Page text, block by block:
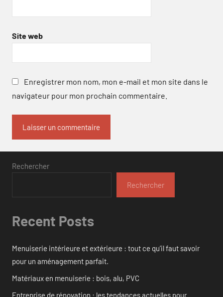
Site web
Enregistrer mon nom, mon e-mail et mon site dans le
navigateur pour mon prochain commentaire.
Rechercher
Rechercher
Recent Posts
Menuiserie intérieure et extérieure : tout ce qu’il faut savoir
pour un aménagement parfait.
Matériaux en menuiserie : bois, alu, PVC
Entreprise de rénovation : les tendances actuelles pour